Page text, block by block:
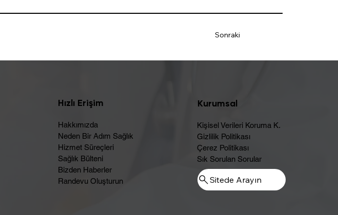
Sonraki
Hızlı Erişim
Hakkımızda
Neden Bir Adım Sağlık
Hizmet Süreçleri
Sağlık Bülteni
Bizden Haberler
Randevu Oluşturun​
Kurumsal
Kişisel Verileri Koruma K.
Gizlilik Politikası
Çerez Politikası
Sık Sorulan Sorular
Sitede Arayın